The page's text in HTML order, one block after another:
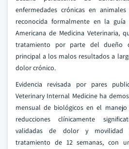
enfermedades crónicas en
reconocida formalmente en la guía
Americana de Medicina Veterinaria,
tratamiento por parte del dueño
principal a los malos resultados a
dolor crónico.
Evidencia revisada por pares
Veterinary Internal Medicine ha
mensual de biológicos en el
reducciones clínicamente
validadas de dolor y movilidad
tratamiento de 12 semanas, con